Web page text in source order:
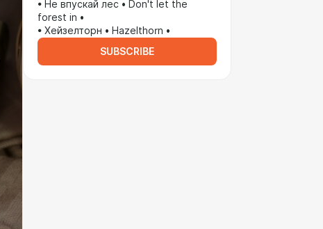
• Не впускай лес • Don't let the
forest in •
• Хейзелторн • Hazelthorn •
SUBSCRIBE